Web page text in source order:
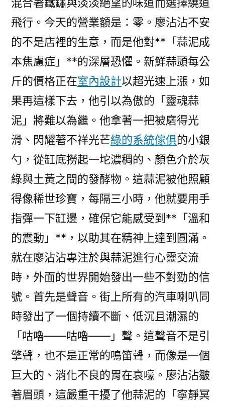
飛行。今天的營業額是：零。廖沾沾不安
的不是店裡的生意，而是他對**「蒜泥成
本焦慮症」**的深層恐懼。新鮮蒜頭每公
斤的價格正在室內設計以超光速上漲，如
果再這樣下去，他引以為傲的「靈魂蒜
泥」將難以為繼。他拿著一把被磨得光
滑、閃耀著不祥光芒綠的系統傢俱的小銀
勺，從缸底撈起一坨濃稠的、顏色介於灰
綠與土黃之間的發酵物。這蒜泥被他照顧
得像稀世珍寶，每隔三小時，他就要用手
指彈一下缸邊，確保它能感受到**「溫和
的震動」**，以助其在精神上達到圓滿。
就在廖沾沾專注於與蒜泥進行心靈交流
時，外面的世界開始發出一些不對勁的信
號。首先是聲音。街上所有的汽車喇叭同
時發出了一個持續不斷、低沉且潮濕的
「咕嚕——咕嚕——」聲。這聲音不是引
擎聲，也不是正常的鳴笛聲，而像是一個
巨大的、消化不良的胃在哀嚎。廖沾沾皺
著眉頭，這嚴重干擾了他蒜泥的「寧靜冥